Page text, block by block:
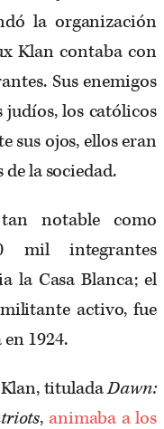
la organización
Klan contaba con
Sus enemigos
judíos, los católicos
sus ojos, ellos eran
de la sociedad.
notable como
mil integrantes
la Casa Blanca; el
activo, fue
1924.
tituladaDawn:
, animaba a los